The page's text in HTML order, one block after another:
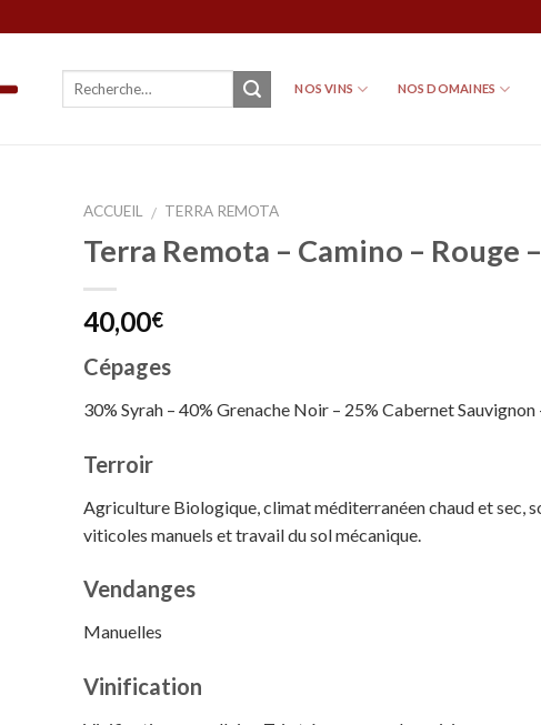
NOS VINS NOS DOMAINES
ACCUEIL / TERRA REMOTA
Terra Remota – Camino – Rouge
40,00€
Cépages
30% Syrah – 40% Grenache Noir – 25% Cabernet
Terroir
Agriculture Biologique, climat méditerranéen chaud et sec,
viticoles manuels et travail du sol mécanique.
Vendanges
Manuelles
Vinification